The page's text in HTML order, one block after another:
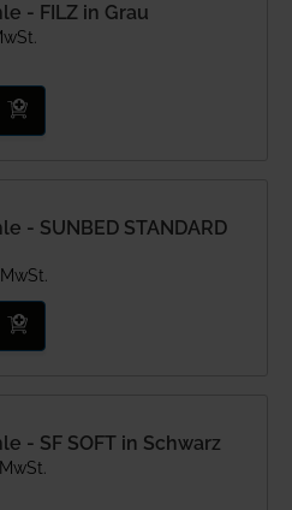
- FILZ in Grau
- SUNBED STANDARD
- SF SOFT in Schwarz